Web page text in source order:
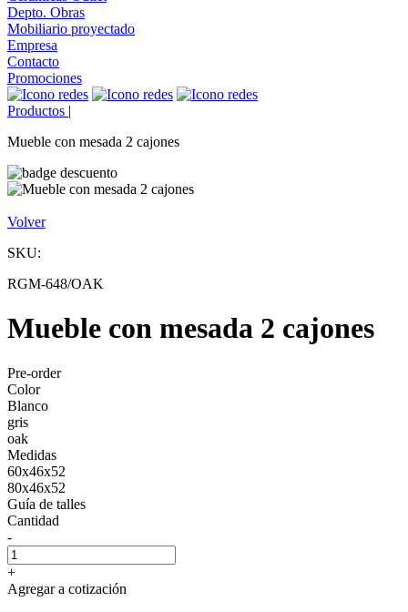
Depto. Obras
Mobiliario proyectado
Empresa
Contacto
Promociones
Productos |
Mueble con mesada 2 cajones
Volver
SKU:
RGM-648/OAK
Mueble con mesada 2 cajones
Pre-order
Color
Blanco
gris
oak
Medidas
60x46x52
80x46x52
Guía de talles
Cantidad
-
+
Agregar a cotización